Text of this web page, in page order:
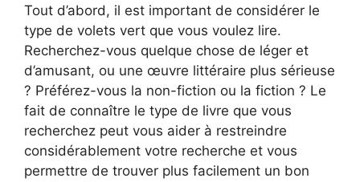
Tout d’abord, il est important de considérer le
type de volets vert que vous voulez lire.
Recherchez-vous quelque chose de léger et
d’amusant, ou une œuvre littéraire plus sérieuse
? Préférez-vous la non-fiction ou la fiction ? Le
fait de connaître le type de livre que vous
recherchez peut vous aider à restreindre
considérablement votre recherche et vous
permettre de trouver plus facilement un bon